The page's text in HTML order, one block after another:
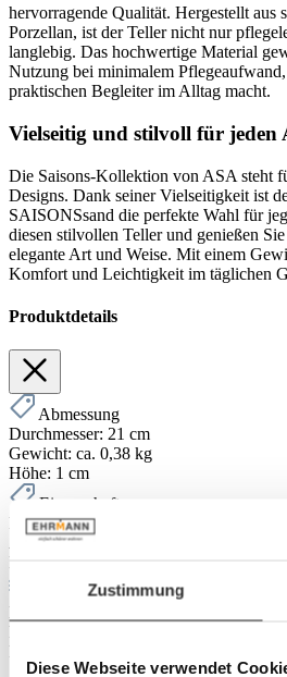
Zustimmung
Diese Webseite verwendet
hervorragende Qualität. Hergestellt aus
Porzellan, ist der Teller nicht nur
langlebig. Das hochwertige Material
Nutzung bei minimalem
praktischen Begleiter im Alltag macht.
Vielseitig und stilvoll für jeden
Die Saisons-Kollektion von ASA steht
Designs. Dank seiner Vielseitigkeit ist
SAISONSsand die perfekte Wahl für
diesen stilvollen Teller und genießen
elegante Art und Weise. Mit einem
Komfort und Leichtigkeit im täglichen
Produktdetails
Abmessung
Durchmesser: 21 cm
Gewicht: ca. 0,38 kg
Höhe: 1 cm
Eigenschaften
Farbton: beige
Anzahl Teile:
Farbe:
Material & Pflege
Material:
Pflegetipps:
Produktnummer: